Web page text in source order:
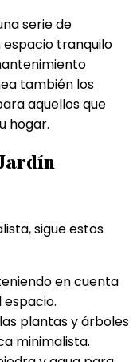
serie de
tranquilo
también los
aquellos que
hogar.
sigue estos
en cuenta
plantas y árboles
minimalista.